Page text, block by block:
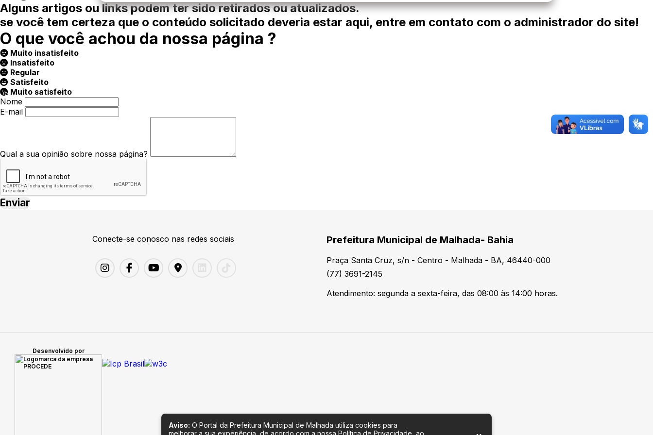
Alguns artigos ou links podem ter sido retirados ou atualizados.
se você tem certeza que o conteúdo solicitado deveria estar aqui, entre em contato com o administrador do site!
O que você achou da nossa página ?
Muito insatisfeito
Insatisfeito
Regular
Satisfeito
Muito satisfeito
Nome
E-mail
Qual a sua opinião sobre nossa página?
Conecte-se conosco nas redes sociais Prefeitura Municipal de Malhada- Bahia
Praça Santa Cruz, s/n - Centro - Malhada - BA, 46440-000
(77) 3691-2145
Atendimento: segunda a sexta-feira, das 08:00 às 14:00 horas.
Desenvolvido por
Aviso: O Portal da Prefeitura Municipal de Malhada utiliza cookies para
melhorar a sua experiência, de acordo com a nossa Política de Privacidade, ao